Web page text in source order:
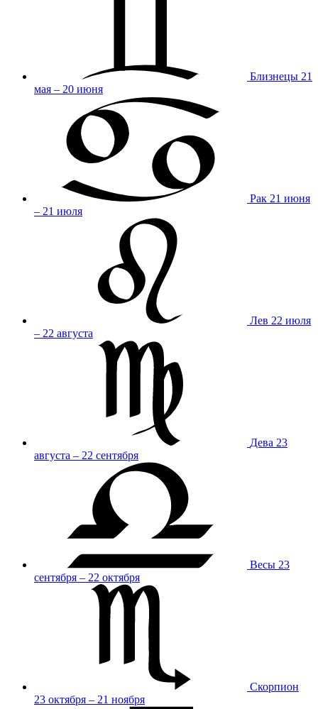
Близнецы 21
мая – 20 июня
Рак 21 июня
– 21 июля
Лев 22 июля
– 22 августа
Дева 23
августа – 22 сентября
Весы 23
сентября – 22 октября
Скорпион
23 октября – 21 ноября